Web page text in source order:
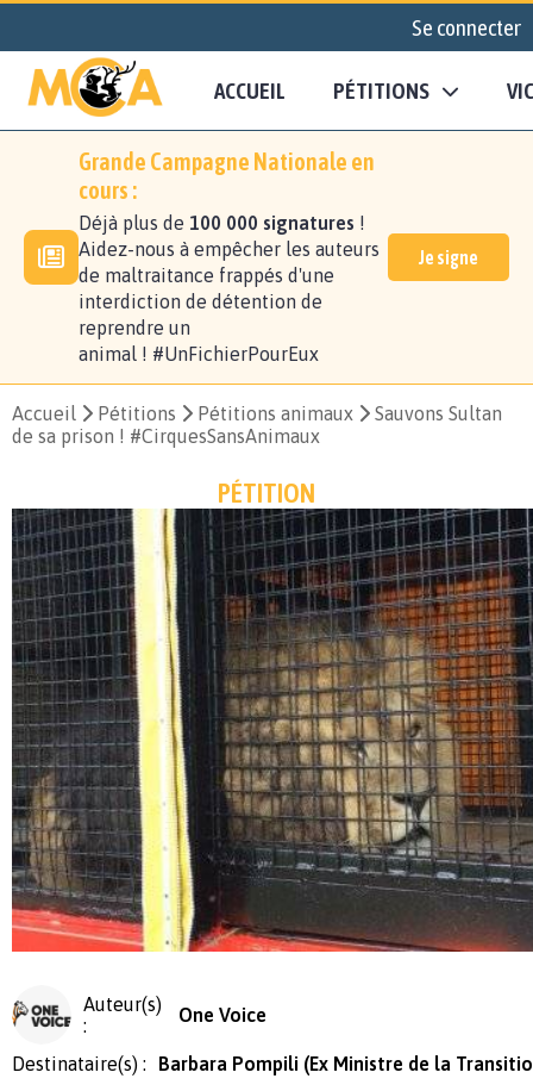
Se connecter
ACCUEIL PÉTITIONS
Grande Campagne Nationale en
cours :
Déjà plus de 100 000 signatures !
Aidez-nous à empêcher les auteurs
de maltraitance frappés d'une
interdiction de détention de
reprendre un
animal ! #UnFichierPourEux
Je signe
Accueil Pétitions Pétitions animaux
Sauvons Sultan
de sa prison ! #CirquesSansAnimaux
PÉTITION
Auteur(s)
:
One Voice
Destinataire(s) : Barbara Pompili (Ex Ministre de la